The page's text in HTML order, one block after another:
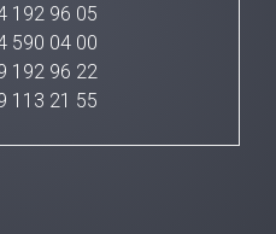
192 96 05
590 04 00
192 96 22
113 21 55